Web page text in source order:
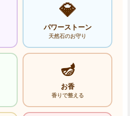
💎
パワーストーン
天然石のお守り
🪔
お香
香りで整える